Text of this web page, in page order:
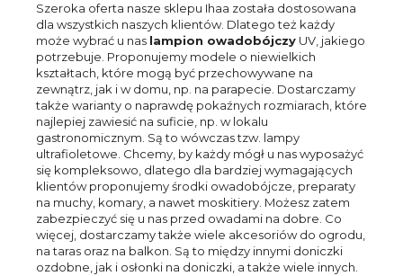
Szeroka oferta nasze sklepu Ihaa została dostosowana
dla wszystkich naszych klientów. Dlatego też każdy
może wybrać u nas lampion owadobójczy UV, jakiego
potrzebuje. Proponujemy modele o niewielkich
kształtach, które mogą być przechowywane na
zewnątrz, jak i w domu, np. na parapecie. Dostarczamy
także warianty o naprawdę pokaźnych rozmiarach, które
najlepiej zawiesić na suficie, np. w lokalu
gastronomicznym. Są to wówczas tzw. lampy
ultrafioletowe. Chcemy, by każdy mógł u nas wyposażyć
się kompleksowo, dlatego dla bardziej wymagających
klientów proponujemy środki owadobójcze, preparaty
na muchy, komary, a nawet moskitiery. Możesz zatem
zabezpieczyć się u nas przed owadami na dobre. Co
więcej, dostarczamy także wiele akcesoriów do ogrodu,
na taras oraz na balkon. Są to między innymi doniczki
ozdobne, jak i osłonki na doniczki, a także wiele innych.